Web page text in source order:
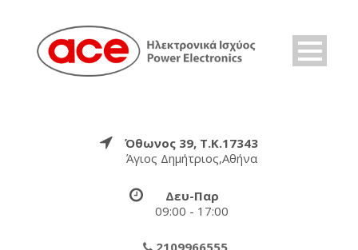
Όθωνος 39, Τ.Κ.17343
Άγιος Δημήτριος,Αθήνα
Δευ-Παρ
09:00 - 17:00